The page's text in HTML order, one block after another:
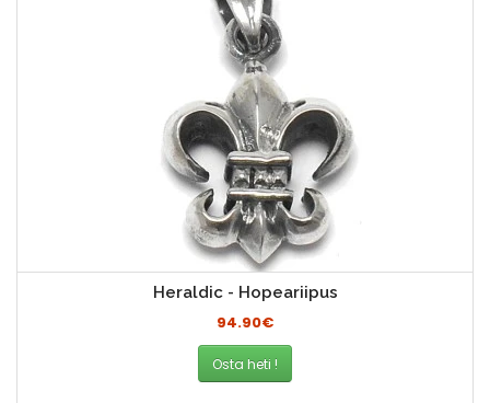
Heraldic - Hopeariipus
94.90€
Osta heti !